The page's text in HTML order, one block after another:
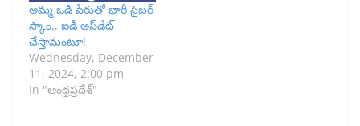
అమ్మ ఒడి పేరుతో భారీ సైబర్‌
స్కాం.. ఐడీ అప్‌డేట్‌
చేస్తామంటూ!
Wednesday, December
11, 2024, 2:00 pm
In "ఆంధ్రప్రదేశ్"